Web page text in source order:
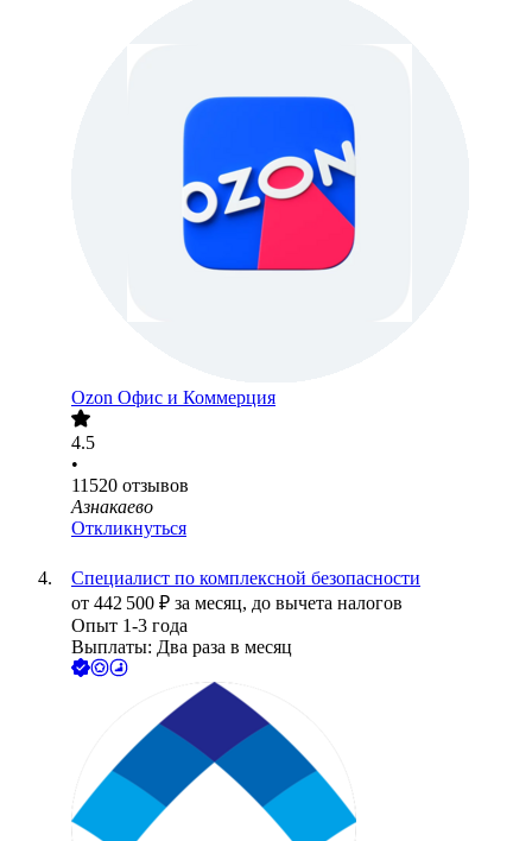
Ozon Офис и Коммерция
4.5
•
11520 отзывов
Азнакаево
Откликнуться
Специалист по комплексной безопасности
от 442 500 ₽ за месяц, до вычета налогов
Опыт 1-3 года
Выплаты: Два раза в месяц